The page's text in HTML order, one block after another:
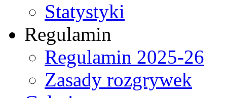
Statystyki
Regulamin
Regulamin 2025-26
Zasady rozgrywek